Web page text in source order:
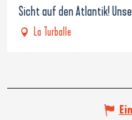
Sicht auf den Atlantik!
La Turballe